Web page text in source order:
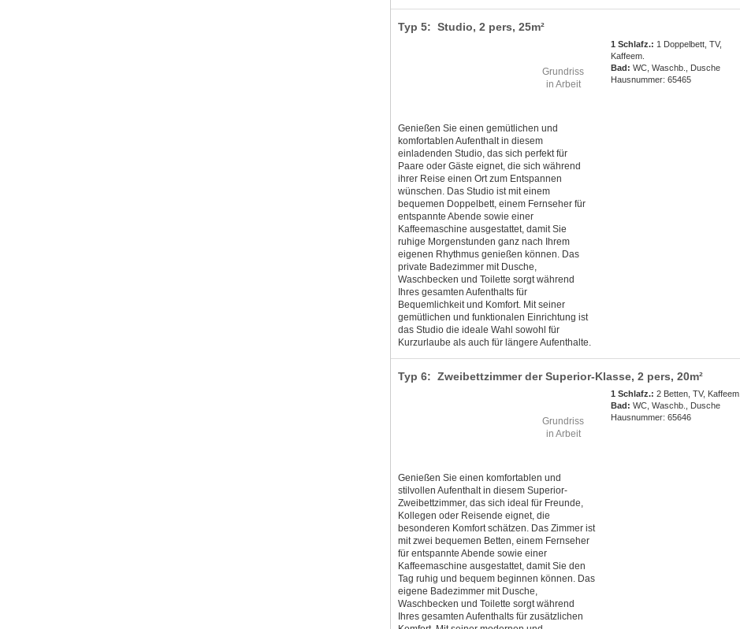
Typ 5: Studio, 2 pers, 25m²
Grundriss
in Arbeit
1 Schlafz.: 1 Doppelbett, TV,
Kaffeem.
Bad: WC, Waschb., Dusche
Hausnummer: 65465
Genießen Sie einen gemütlichen und
komfortablen Aufenthalt in diesem
einladenden Studio, das sich perfekt für
Paare oder Gäste eignet, die sich während
ihrer Reise einen Ort zum Entspannen
wünschen. Das Studio ist mit einem
bequemen Doppelbett, einem Fernseher für
entspannte Abende sowie einer
Kaffeemaschine ausgestattet, damit Sie
ruhige Morgenstunden ganz nach Ihrem
eigenen Rhythmus genießen können. Das
private Badezimmer mit Dusche,
Waschbecken und Toilette sorgt während
Ihres gesamten Aufenthalts für
Bequemlichkeit und Komfort. Mit seiner
gemütlichen und funktionalen Einrichtung ist
das Studio die ideale Wahl sowohl für
Kurzurlaube als auch für längere Aufenthalte.
Typ 6: Zweibettzimmer der Superior-Klasse, 2 pers, 20m²
Grundriss
in Arbeit
1 Schlafz.: 2 Betten, TV, Kaffeem.
Bad: WC, Waschb., Dusche
Hausnummer: 65646
Genießen Sie einen komfortablen und
stilvollen Aufenthalt in diesem Superior-
Zweibettzimmer, das sich ideal für Freunde,
Kollegen oder Reisende eignet, die
besonderen Komfort schätzen. Das Zimmer ist
mit zwei bequemen Betten, einem Fernseher
für entspannte Abende sowie einer
Kaffeemaschine ausgestattet, damit Sie den
Tag ruhig und bequem beginnen können. Das
eigene Badezimmer mit Dusche,
Waschbecken und Toilette sorgt während
Ihres gesamten Aufenthalts für zusätzlichen